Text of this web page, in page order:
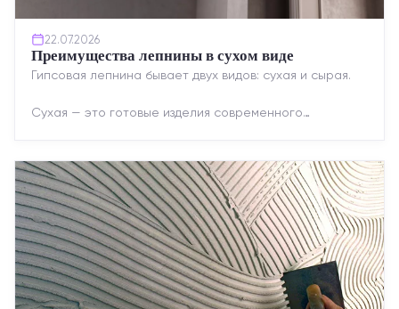
22.07.2026
Преимущества лепнины в сухом виде
Гипсовая лепнина бывает двух видов: сухая и сырая.
Сухая — это готовые изделия современного